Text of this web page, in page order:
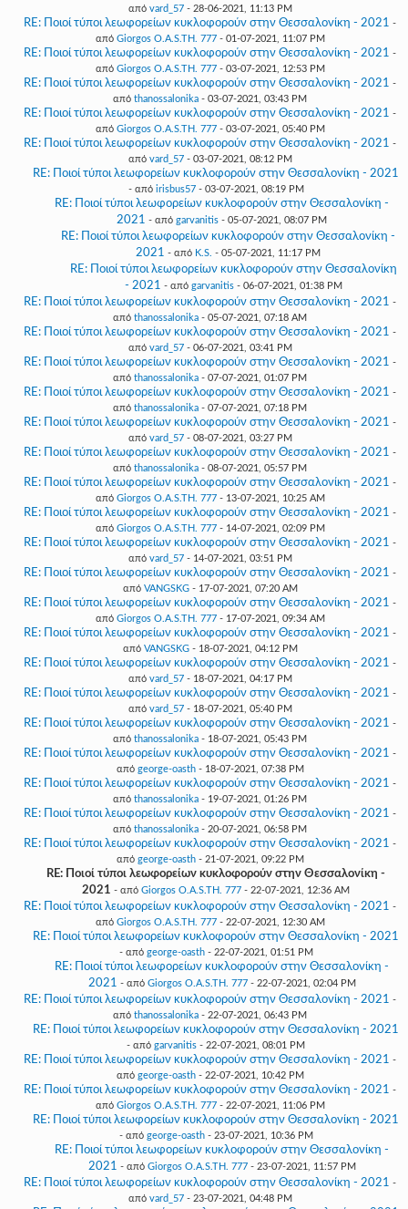
από vard_57- 28-06-2021, 11:13 PM
RE: Ποιοί τύποι λεωφορείων κυκλοφορούν στην Θεσσαλονίκη - 2021 -
από Giorgos O.A.S.TH. 777- 01-07-2021, 11:07 PM
RE: Ποιοί τύποι λεωφορείων κυκλοφορούν στην Θεσσαλονίκη - 2021 -
από Giorgos O.A.S.TH. 777- 03-07-2021, 12:53 PM
RE: Ποιοί τύποι λεωφορείων κυκλοφορούν στην Θεσσαλονίκη - 2021 -
από thanossalonika - 03-07-2021, 03:43 PM
RE: Ποιοί τύποι λεωφορείων κυκλοφορούν στην Θεσσαλονίκη - 2021 -
από Giorgos O.A.S.TH. 777- 03-07-2021, 05:40 PM
RE: Ποιοί τύποι λεωφορείων κυκλοφορούν στην Θεσσαλονίκη - 2021 -
από vard_57- 03-07-2021, 08:12 PM
RE: Ποιοί τύποι λεωφορείων κυκλοφορούν στην Θεσσαλονίκη - 2021
- από irisbus57- 03-07-2021, 08:19 PM
RE: Ποιοί τύποι λεωφορείων κυκλοφορούν στην Θεσσαλονίκη -
2021 - από garvanitis - 05-07-2021, 08:07 PM
RE: Ποιοί τύποι λεωφορείων κυκλοφορούν στην Θεσσαλονίκη -
2021 - από K.S. - 05-07-2021, 11:17 PM
RE: Ποιοί τύποι λεωφορείων κυκλοφορούν στην Θεσσαλονίκη
- 2021 - από garvanitis - 06-07-2021, 01:38 PM
RE: Ποιοί τύποι λεωφορείων κυκλοφορούν στην Θεσσαλονίκη - 2021 -
από thanossalonika - 05-07-2021, 07:18 AM
RE: Ποιοί τύποι λεωφορείων κυκλοφορούν στην Θεσσαλονίκη - 2021 -
από vard_57- 06-07-2021, 03:41 PM
RE: Ποιοί τύποι λεωφορείων κυκλοφορούν στην Θεσσαλονίκη - 2021 -
από thanossalonika - 07-07-2021, 01:07 PM
RE: Ποιοί τύποι λεωφορείων κυκλοφορούν στην Θεσσαλονίκη - 2021 -
από thanossalonika - 07-07-2021, 07:18 PM
RE: Ποιοί τύποι λεωφορείων κυκλοφορούν στην Θεσσαλονίκη - 2021 -
από vard_57- 08-07-2021, 03:27 PM
RE: Ποιοί τύποι λεωφορείων κυκλοφορούν στην Θεσσαλονίκη - 2021 -
από thanossalonika - 08-07-2021, 05:57 PM
RE: Ποιοί τύποι λεωφορείων κυκλοφορούν στην Θεσσαλονίκη - 2021 -
από Giorgos O.A.S.TH. 777- 13-07-2021, 10:25 AM
RE: Ποιοί τύποι λεωφορείων κυκλοφορούν στην Θεσσαλονίκη - 2021 -
από Giorgos O.A.S.TH. 777- 14-07-2021, 02:09 PM
RE: Ποιοί τύποι λεωφορείων κυκλοφορούν στην Θεσσαλονίκη - 2021 -
από vard_57- 14-07-2021, 03:51 PM
RE: Ποιοί τύποι λεωφορείων κυκλοφορούν στην Θεσσαλονίκη - 2021 -
από VANGSKG- 17-07-2021, 07:20 AM
RE: Ποιοί τύποι λεωφορείων κυκλοφορούν στην Θεσσαλονίκη - 2021 -
από Giorgos O.A.S.TH. 777- 17-07-2021, 09:34 AM
RE: Ποιοί τύποι λεωφορείων κυκλοφορούν στην Θεσσαλονίκη - 2021 -
από VANGSKG- 18-07-2021, 04:12 PM
RE: Ποιοί τύποι λεωφορείων κυκλοφορούν στην Θεσσαλονίκη - 2021 -
από vard_57- 18-07-2021, 04:17 PM
RE: Ποιοί τύποι λεωφορείων κυκλοφορούν στην Θεσσαλονίκη - 2021 -
από vard_57- 18-07-2021, 05:40 PM
RE: Ποιοί τύποι λεωφορείων κυκλοφορούν στην Θεσσαλονίκη - 2021 -
από thanossalonika - 18-07-2021, 05:43 PM
RE: Ποιοί τύποι λεωφορείων κυκλοφορούν στην Θεσσαλονίκη - 2021 -
από george-oasth- 18-07-2021, 07:38 PM
RE: Ποιοί τύποι λεωφορείων κυκλοφορούν στην Θεσσαλονίκη - 2021 -
από thanossalonika - 19-07-2021, 01:26 PM
RE: Ποιοί τύποι λεωφορείων κυκλοφορούν στην Θεσσαλονίκη - 2021 -
από thanossalonika - 20-07-2021, 06:58 PM
RE: Ποιοί τύποι λεωφορείων κυκλοφορούν στην Θεσσαλονίκη - 2021 -
από george-oasth- 21-07-2021, 09:22 PM
RE: Ποιοί τύποι λεωφορείων κυκλοφορούν στην Θεσσαλονίκη -
2021 - από Giorgos O.A.S.TH. 777 - 22-07-2021, 12:36 AM
RE: Ποιοί τύποι λεωφορείων κυκλοφορούν στην Θεσσαλονίκη - 2021 -
από Giorgos O.A.S.TH. 777- 22-07-2021, 12:30 AM
RE: Ποιοί τύποι λεωφορείων κυκλοφορούν στην Θεσσαλονίκη - 2021
- από george-oasth- 22-07-2021, 01:51 PM
RE: Ποιοί τύποι λεωφορείων κυκλοφορούν στην Θεσσαλονίκη -
2021 - από Giorgos O.A.S.TH. 777- 22-07-2021, 02:04 PM
RE: Ποιοί τύποι λεωφορείων κυκλοφορούν στην Θεσσαλονίκη - 2021 -
από thanossalonika - 22-07-2021, 06:43 PM
RE: Ποιοί τύποι λεωφορείων κυκλοφορούν στην Θεσσαλονίκη - 2021
- από garvanitis - 22-07-2021, 08:01 PM
RE: Ποιοί τύποι λεωφορείων κυκλοφορούν στην Θεσσαλονίκη - 2021 -
από george-oasth- 22-07-2021, 10:42 PM
RE: Ποιοί τύποι λεωφορείων κυκλοφορούν στην Θεσσαλονίκη - 2021 -
από Giorgos O.A.S.TH. 777- 22-07-2021, 11:06 PM
RE: Ποιοί τύποι λεωφορείων κυκλοφορούν στην Θεσσαλονίκη - 2021
- από george-oasth- 23-07-2021, 10:36 PM
RE: Ποιοί τύποι λεωφορείων κυκλοφορούν στην Θεσσαλονίκη -
2021 - από Giorgos O.A.S.TH. 777- 23-07-2021, 11:57 PM
RE: Ποιοί τύποι λεωφορείων κυκλοφορούν στην Θεσσαλονίκη - 2021 -
από vard_57- 23-07-2021, 04:48 PM